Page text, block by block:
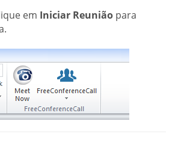
em Iniciar Reunião para